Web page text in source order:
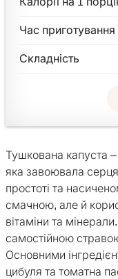
Час приготування
Складність
Тушкована капуста
яка завоювала
простоті та
смачною, але й
вітаміни та
самостійною
Основними
цибуля та томатна